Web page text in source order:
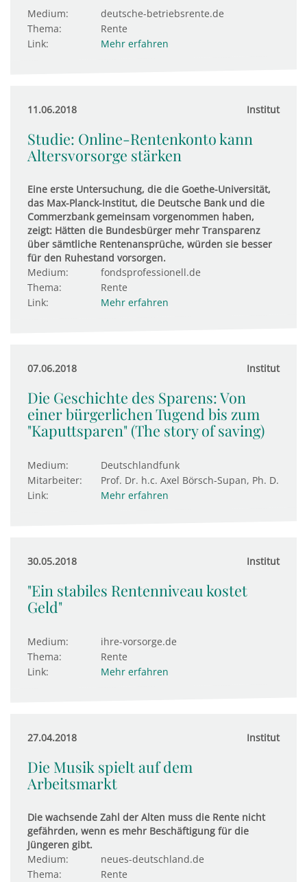
Medium:
deutsche-betriebsrente.de
Thema:
Rente
Link:
Mehr erfahren
11.06.2018 Institut
Studie: Online-Rentenkonto kann
Altersvorsorge stärken
Eine erste Untersuchung, die die Goethe-Universität,
das Max-Planck-Institut, die Deutsche Bank und die
Commerzbank gemeinsam vorgenommen haben,
zeigt: Hätten die Bundesbürger mehr Transparenz
über sämtliche Rentenansprüche, würden sie besser
für den Ruhestand vorsorgen.
Medium:
fondsprofessionell.de
Thema:
Rente
Link:
Mehr erfahren
07.06.2018 Institut
Die Geschichte des Sparens: Von
einer bürgerlichen Tugend bis zum
"Kaputtsparen" (The story of saving)
Medium:
Deutschlandfunk
Mitarbeiter:
Prof. Dr. h.c. Axel Börsch-Supan, Ph. D.
Link:
Mehr erfahren
30.05.2018 Institut
"Ein stabiles Rentenniveau kostet
Geld"
Medium:
ihre-vorsorge.de
Thema:
Rente
Link:
Mehr erfahren
27.04.2018 Institut
Die Musik spielt auf dem
Arbeitsmarkt
Die wachsende Zahl der Alten muss die Rente nicht
gefährden, wenn es mehr Beschäftigung für die
Jüngeren gibt.
Medium:
neues-deutschland.de
Thema:
Rente